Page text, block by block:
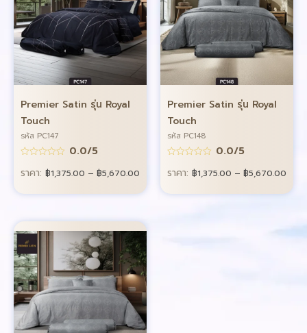
Premier Satin รุ่น Royal
Touch
รหัส PC147
0.0/5
ราคา: ฿1,375.00 – ฿5,670.00
Premier Satin รุ่น Royal
Touch
รหัส PC148
0.0/5
ราคา: ฿1,375.00 – ฿5,670.00